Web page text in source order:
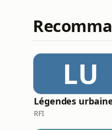
LU
Légendes
RFI